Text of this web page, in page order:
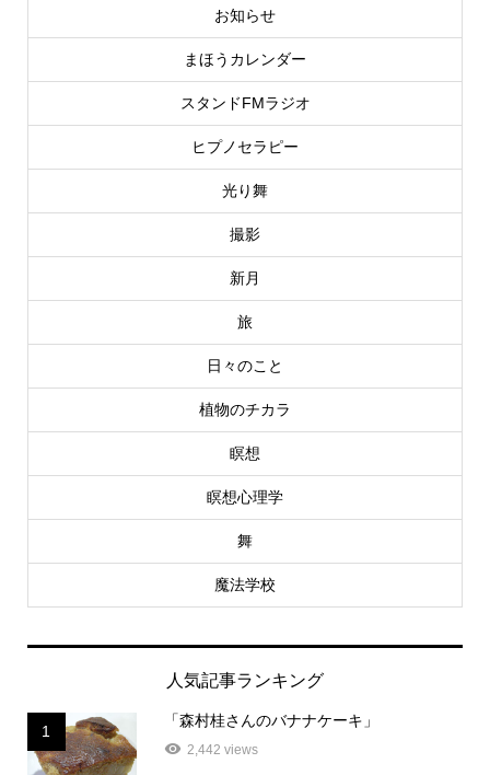
お知らせ
まほうカレンダー
スタンドFMラジオ
ヒプノセラピー
光り舞
撮影
新月
旅
日々のこと
植物のチカラ
瞑想
瞑想心理学
舞
魔法学校
人気記事ランキング
1
「森村桂さんのバナナケーキ」
2,442 views